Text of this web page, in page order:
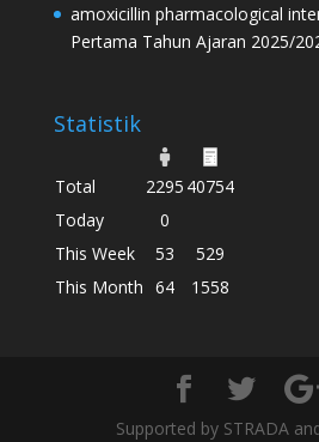
amoxicillin pharmacological
Pertama Tahun Ajaran 2025/
Statistik
Total 2295 40754
Today
0
This Week
53
529
This Month 64 1558
Supported by STRADA